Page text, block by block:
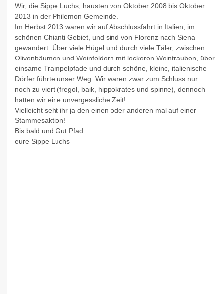
Wir, die Sippe Luchs, hausten von Oktober 2008 bis Oktober
2013 in der Philemon Gemeinde.
Im Herbst 2013 waren wir auf Abschlussfahrt in Italien, im
schönen Chianti Gebiet, und sind von Florenz nach Siena
gewandert. Über viele Hügel und durch viele Täler, zwischen
Olivenbäumen und Weinfeldern mit leckeren Weintrauben, über
einsame Trampelpfade und durch schöne, kleine, italienische
Dörfer führte unser Weg. Wir waren zwar zum Schluss nur
noch zu viert (fregol, baik, hippokrates und spinne), dennoch
hatten wir eine unvergessliche Zeit!
Vielleicht seht ihr ja den einen oder anderen mal auf einer
Stammesaktion!
Bis bald und Gut Pfad
eure Sippe Luchs